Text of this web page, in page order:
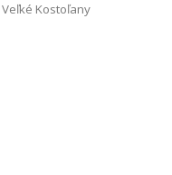
Veľké Kostoľany